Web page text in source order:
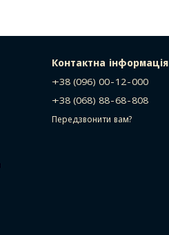
Контактна інформація
+38 (096) 00-12-000
+38 (068) 88-68-808
Передзвонити вам?